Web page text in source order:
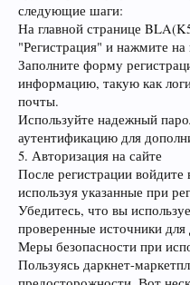
следующие шаги:
На главной странице
"Регистрация" и нажмите на
Заполните форму
информацию, такую как
почты.
Используйте надежный
аутентификацию для
5. Авторизация на сайте
После регистрации
используя указанные при
Убедитесь, что вы
проверенные источники
Меры безопасности при
Пользуясь даркнет-